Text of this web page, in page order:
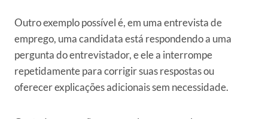
Outro exemplo possível é, em uma entrevista de
emprego, uma candidata está respondendo a uma
pergunta do entrevistador, e ele a interrompe
repetidamente para corrigir suas respostas ou
oferecer explicações adicionais sem necessidade.